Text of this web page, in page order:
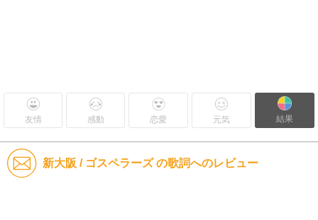
友情 感動 恋愛 元気 結果
新大阪 / ゴスペラーズ の歌詞へのレビュー